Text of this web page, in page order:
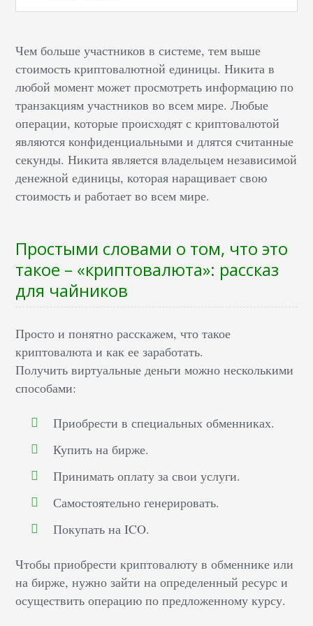
Чем больше участников в системе, тем выше
стоимость криптовалютной единицы. Никита в
любой момент может просмотреть информацию по
транзакциям участников во всем мире. Любые
операции, которые происходят с криптовалютой
являются конфиденциальными и длятся считанные
секунды. Никита является владельцем независимой
денежной единицы, которая наращивает свою
стоимость и работает во всем мире.
Простыми словами о том, что это
такое – «криптовалюта»: рассказ
для чайников
Просто и понятно расскажем, что такое
криптовалюта и как ее заработать.
Получить виртуальные деньги можно несколькими
способами:
Приобрести в специальных обменниках.
Купить на бирже.
Принимать оплату за свои услуги.
Самостоятельно генерировать.
Покупать на ICO.
Чтобы приобрести криптовалюту в обменнике или
на бирже, нужно зайти на определенный ресурс и
осуществить операцию по предложенному курсу.